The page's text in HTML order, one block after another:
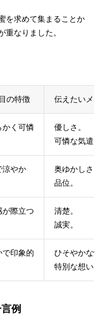
を求めて集まることか
重なりました。
の特徴 伝えたいメッ
かく可憐
優しさ。
可憐な気遣い
涼やか
奥ゆかしさ。
品位。
が際立つ
清楚。
誠実。
で印象的
ひそやかな情
特別な想い。
例